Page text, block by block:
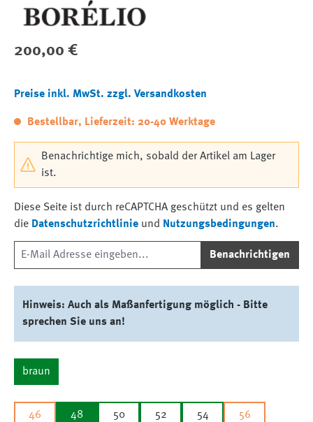
Regulärer Preis:
200,00 €
Preise inkl. MwSt. zzgl. Versandkosten
Bestellbar, Lieferzeit: 20-40 Werktage
Benachrichtige mich, sobald der Artikel am Lager
ist.
Diese Seite ist durch reCAPTCHA geschützt und es gelten
die Datenschutzrichtlinie und Nutzungsbedingungen.
Benachrichtigen
Hinweis: Auch als Maßanfertigung möglich - Bitte
sprechen Sie uns an!
braun
46 48 50 52 54 56